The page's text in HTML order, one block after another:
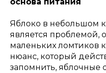
основа питания
Яблоко в небольшом
является проблемой,
маленьких ломтиков
нюанс, который
запомнить, яблочные